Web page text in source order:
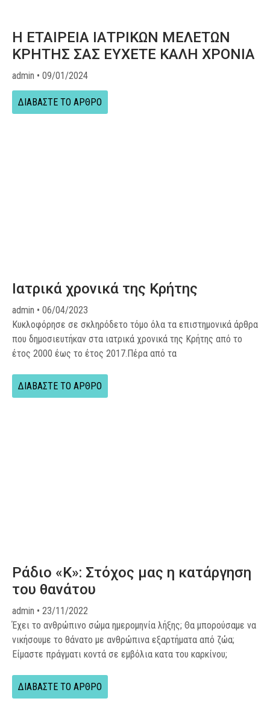
Η ΕΤΑΙΡΕΙΑ ΙΑΤΡΙΚΩΝ ΜΕΛΕΤΩΝ
ΚΡΗΤΗΣ ΣΑΣ ΕΥΧΕΤΕ ΚΑΛΗ ΧΡΟΝΙΑ
admin 09/01/2024
ΔΙΑΒΑΣΤΕ ΤΟ ΑΡΘΡΟ
Ιατρικά χρονικά της Κρήτης
admin
06/04/2023
Κυκλοφόρησε σε σκληρόδετο τόμο όλα τα επιστημονικά άρθρα
που δημοσιευτήκαν στα ιατρικά χρονικά της Κρήτης από το
έτος 2000 έως το έτος 2017.Πέρα από τα
ΔΙΑΒΑΣΤΕ ΤΟ ΑΡΘΡΟ
Ράδιο «Κ»: Στόχος μας η κατάργηση
του θανάτου
admin
23/11/2022
Έχει το ανθρώπινο σώμα ημερομηνία λήξης; Θα μπορούσαμε να
νικήσουμε το θάνατο με ανθρώπινα εξαρτήματα από ζώα;
Είμαστε πράγματι κοντά σε εμβόλια κατα του καρκίνου;
ΔΙΑΒΑΣΤΕ ΤΟ ΑΡΘΡΟ